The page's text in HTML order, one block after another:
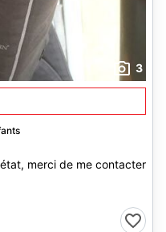
3
merci de me contacter